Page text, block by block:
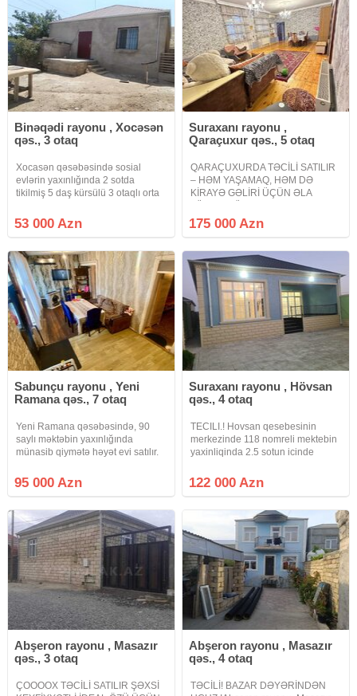
Binəqədi rayonu , Xocəsən
qəs., 3 otaq
Xocasən qəsəbəsində sosial
evlərin yaxınlığında 2 sotda
tikilmiş 5 daş kürsülü 3 otaqlı orta
olaraq satılır. Dayanacağa 100
metr məsafədə yerləşir. Sənəd
53 000 Azn
Suraxanı rayonu ,
Qaraçuxur qəs., 5 otaq
QARAÇUXURDA TƏCİLİ SATILIR
– HƏM YAŞAMAQ, HƏM DƏ
KİRAYƏ GƏLİRİ ÜÇÜN ƏLA
qəsəbəsi, Məscidin arxası, bina ilə
üzbəüz, əsas yola çox yaxın.
sot paket
175 000 Azn
Sabunçu rayonu , Yeni
Ramana qəs., 7 otaq
Yeni Ramana qəsəbəsində, 90
saylı məktəbin yaxınlığında
münasib qiymətə həyət evi satılır.
baxımından çox əlverişli
ərazidədir. Yaxınlıqda məktəb,
yerləşir.
95 000 Azn
Suraxanı rayonu , Hövsan
qəs., 4 otaq
TECILI.! Hovsan qesebesinin
merkezinde 118 nomreli mektebin
yaxinliqinda 2.5 sotun icinde
satilir evin insasinda butun
STRANDARTLARA riayet olunub
122 000 Azn
Abşeron rayonu , Masazır
qəs., 3 otaq
ÇOOOOX TƏCİLİ SATILIR ŞƏXSİ
Abşeron rayonu , Masazır
qəs., 4 otaq
TƏCİLİ! BAZAR DƏYƏRİNDƏN